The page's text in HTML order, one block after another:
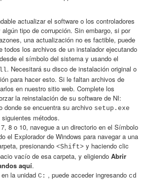
actualizar el software o los controladores
tipo de corrupción. Sin embargo, si por
una actualización no es factible, puede
todos los archivos de un instalador ejecutando
desde el símbolo del sistema y usando el
. Necesitará su disco de instalación original o
para hacer esto. Si le faltan archivos de
en nuestro sitio web. Complete los
la reinstalación de su software de NI:
donde se encuentra su archivo setup.exe
métodos.
8 o 10, navegue a un directorio en el Símbolo
el Explorador de Windows para navegar a una
presionando <Shift> y haciendo clic
vacío de esa carpeta, y eligiendo Abrir
aquí.
la unidad C: , puede acceder ingresando cd